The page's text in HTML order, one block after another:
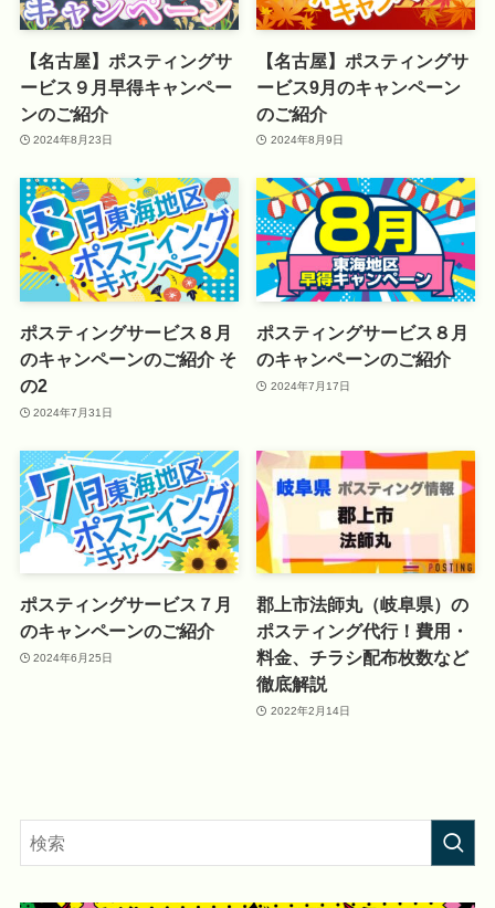
【名古屋】ポスティングサ
ービス９月早得キャンペー
ンのご紹介
2024年8月23日
【名古屋】ポスティングサ
ービス9月のキャンペーン
のご紹介
2024年8月9日
ポスティングサービス８月
のキャンペーンのご紹介 そ
の2
2024年7月31日
ポスティングサービス８月
のキャンペーンのご紹介
2024年7月17日
ポスティングサービス７月
のキャンペーンのご紹介
2024年6月25日
郡上市法師丸（岐阜県）の
ポスティング代行！費用・
料金、チラシ配布枚数など
徹底解説
2022年2月14日